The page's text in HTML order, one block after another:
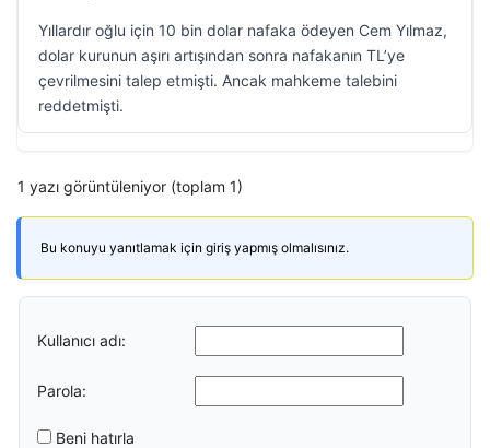
Yıllardır oğlu için 10 bin dolar nafaka ödeyen Cem Yılmaz,
dolar kurunun aşırı artışından sonra nafakanın TL’ye
çevrilmesini talep etmişti. Ancak mahkeme talebini
reddetmişti.
1 yazı görüntüleniyor (toplam 1)
Bu konuyu yanıtlamak için giriş yapmış olmalısınız.
Kullanıcı adı:
Parola:
Beni hatırla